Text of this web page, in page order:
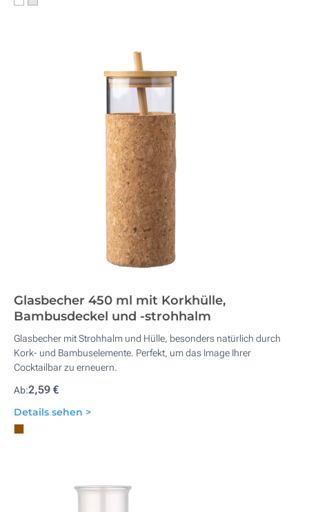
Glasbecher 450 ml mit Korkhülle,
Bambusdeckel und -strohhalm
Glasbecher mit Strohhalm und Hülle, besonders natürlich durch
Kork- und Bambuselemente. Perfekt, um das Image Ihrer
Cocktailbar zu erneuern.
Ab:2,59 €
Details sehen >